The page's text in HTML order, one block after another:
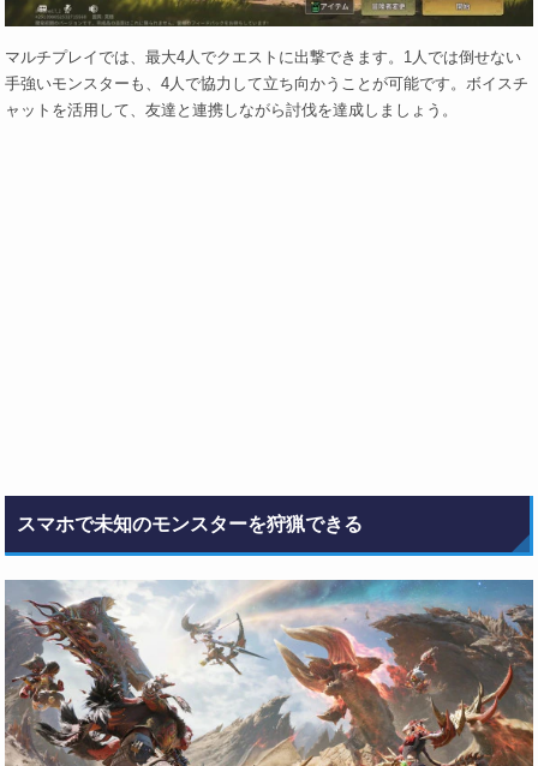
マルチプレイでは、最大4人でクエストに出撃できます。1人では倒せない
手強いモンスターも、4人で協力して立ち向かうことが可能です。ボイスチ
ャットを活用して、友達と連携しながら討伐を達成しましょう。
スマホで未知のモンスターを狩猟できる